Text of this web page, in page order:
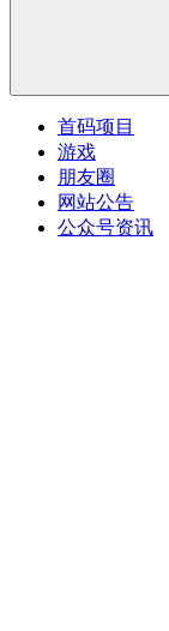
首码项目
游戏
朋友圈
网站公告
公众号资讯